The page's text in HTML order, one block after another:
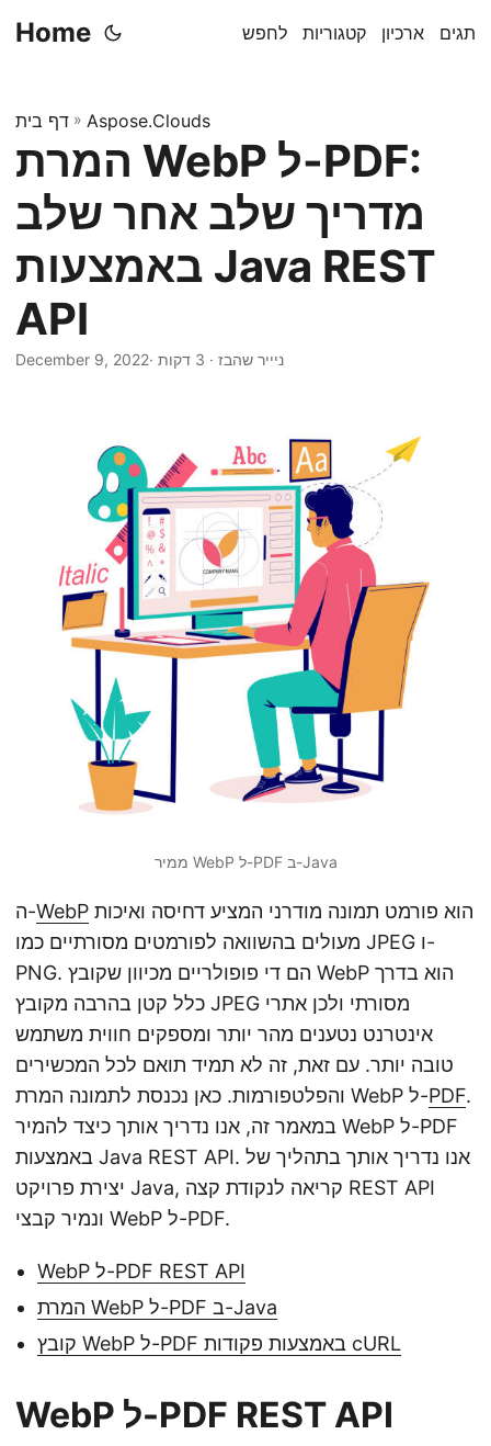
Home לחפש קטגוריות ארכיון תגים
דף בית » Aspose.Clouds
המרת WebP ל-PDF:
מדריך שלב אחר שלב
באמצעות Java REST
API
December 9, 2022 · ניייר שהבז · 3 דקות
ממיר WebP ל-PDF ב-Java
ה-WebP
מעולים בהשוואה לפורמטים מסורתיים כמו JPEG ו-
PNG. הם די פופולריים מכיוון שקובץ WebP הוא בדרך
כלל קטן בהרבה מקובץ JPEG מסורתי ולכן אתרי
אינטרנט נטענים מהר יותר ומספקים חווית משתמש
טובה יותר. עם זאת, זה לא תמיד תואם לכל המכשירים
והפלטפורמות. כאן נכנסת לתמונה המרת WebP ל-PDF.
במאמר זה, אנו נדריך אותך כיצד להמיר WebP ל-PDF
באמצעות Java REST API. אנו נדריך אותך בתהליך של
יצירת פרויקט Java, קריאה לנקודת קצה REST API
ונמיר קבצי WebP ל-PDF.
WebP ל-PDF REST API
המרת WebP ל-PDF ב-Java
קובץ WebP ל-PDF באמצעות פקודות cURL
WebP ל-PDF REST API